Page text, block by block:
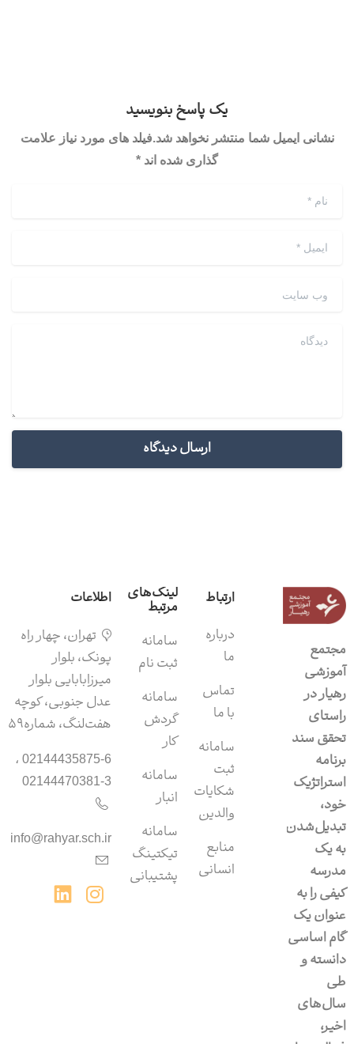
یک پاسخ بنویسید
نشانی ایمیل شما منتشر نخواهد شد.فیلد های مورد نیاز علامت
گذاری شده اند *
نام*
ایمیل *
وب سایت
دیدگاه
مجتمع
آموزشی
رهیار در
راستای
تحقق سند
برنامه
استراتژیک
خود،
تبدیل‌شدن
به یک
مدرسه
کیفی را به
عنوان یک
گام اساسی
دانسته و
طی
سال‌های
اخیر،
ارتباط
درباره
ما
تماس
با ما
سامانه
ثبت
شکایات
والدین
منابع
انسانی
لینک‌های
مرتبط
سامانه‌
ثبت نام
سامانه
گردش
کار
سامانه‌
انبار
سامانه‌
تیکتینگ
پشتیبانی
اطلاعات
تهران، چهار راه
پونک، بلوار
میرزابابایی بلوار
عدل جنوبی، کوچه
هفت‌لنگ، شماره۵۹
02144435875-6 ،
02144470381-3
info@rahyar.sch.ir